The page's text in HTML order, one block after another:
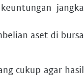
jangka
aset di bursa
cukup agar hasil